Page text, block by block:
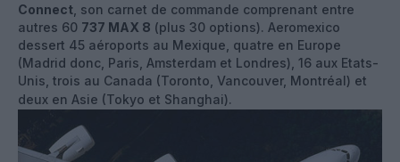
Connect , son carnet de commande comprenant entre
autres 60 737 MAX 8 (plus 30 options). Aeromexico
dessert 45 aéroports au Mexique, quatre en Europe
(Madrid donc, Paris, Amsterdam et Londres), 16 aux Etats-
Unis, trois au Canada (Toronto, Vancouver, Montréal) et
deux en Asie (Tokyo et Shanghai).